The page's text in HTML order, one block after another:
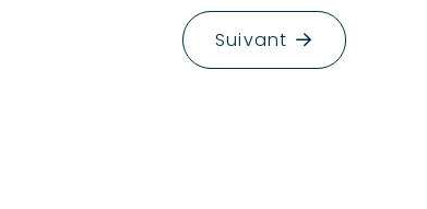
Suivant